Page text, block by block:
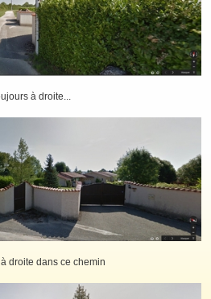
à droite...
droite dans ce chemin